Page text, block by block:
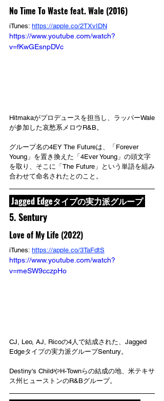
No Time To Waste feat. Wale (2016)
iTunes: https://apple.co/2TXvIDN
https://www.youtube.com/watch?
v=fKwGEsnpDVc
Hitmakaがプロデュースを担当し、ラッパーWale
が参加した哀愁系メロウR&B。
グループ名の4EY The Futureは、「Forever
Young」を置き換えた「4Ever Young」の頭文字
を取り、そこに「The Future」という単語を組み
合わせて命名されたとのこと。
Jagged Edgeタイプの実力派グループ
5. Sentury
Love of My Life (2022)
iTunes: https://apple.co/3TaFdtS
https://www.youtube.com/watch?
v=meSW9cczpHo
CJ, Leo, AJ, Ricoの4人で結成された、Jagged
Edgeタイプの実力派グループSentury。
Destiny's ChildやH-Townらの結成の地、米テキサ
ス州ヒューストンのR&Bグループ。